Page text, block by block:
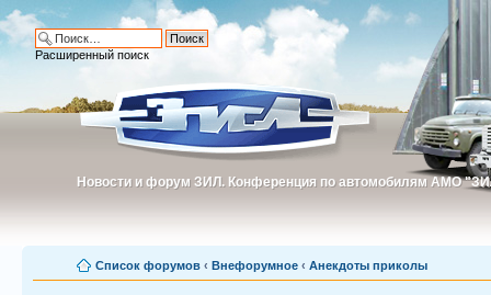
Новости и форум ЗИЛ. Конференция по автомобилям АМО
Новости и форум ЗИЛ. Конференция по автомобилям АМО
Расширенный поиск
Список форумов ‹ Внефорумное ‹ Анекдоты приколы